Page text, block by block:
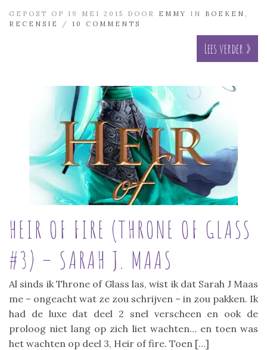
GEPOST OP 19 MEI 2015 DOOR EMMY IN BOEKEN
RECENSIE
/ 10 COMMENTS
Lees verder »
HEIR OF FIRE (THRONE OF GLASS
#3) – SARAH J. MAAS
Al sinds ik Throne of Glass las, wist ik dat Sarah J Maas
me – ongeacht wat ze zou schrijven – in zou pakken. Ik
had de luxe dat deel 2 snel verscheen en ook de
proloog niet lang op zich liet wachten… en toen was
het wachten op deel 3, Heir of fire. Toen […]